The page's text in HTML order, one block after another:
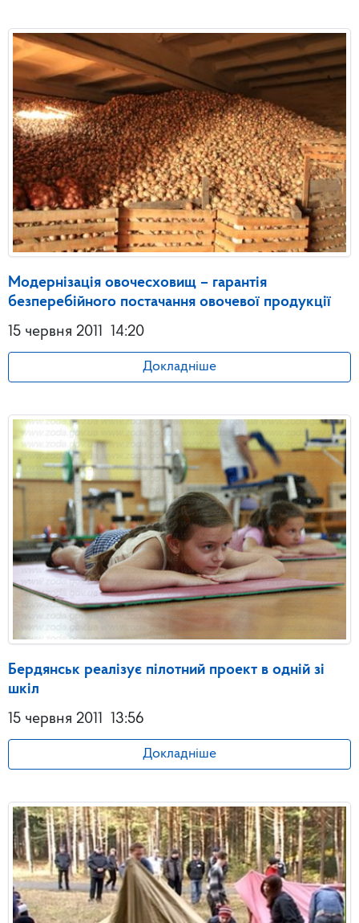
Модернізація овочесховищ – гарантія
безперебійного постачання овочевої продукції
15 червня 2011
14:20
Докладніше
Бердянськ реалізує пілотний проект в одній зі
шкіл
15 червня 2011
13:56
Докладніше